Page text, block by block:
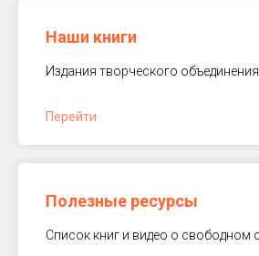
Наши книги
Издания творческого
Перейти
Полезные ресурсы
Список книг и видео о свободном